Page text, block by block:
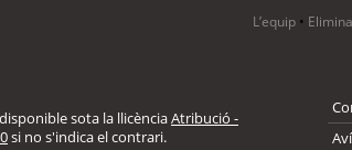
L’equip •
sota la llicènciaAtribució -
si no s'indica el contrari.